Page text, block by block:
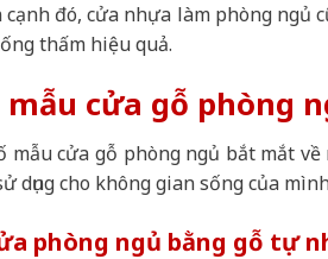
đó, cửa nhựa làm phòng ngủ
thấm hiệu quả.
cửa gỗ phòng
mẫu cửa gỗ phòng ngủ bắt mắt
dụng cho không gian sống của
phòng ngủ bằng gỗ tự